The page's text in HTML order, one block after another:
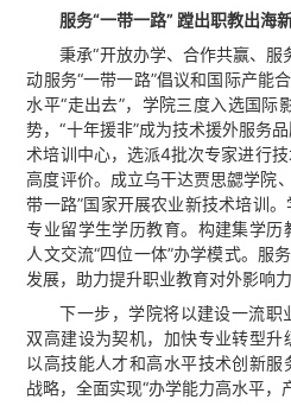
服务“一带一路” 蹚出职教出海
秉承“开放办学、合作共赢、服
动服务“一带一路”倡议和国际产能
水平“走出去”，学院三度入选国
势，“十年援非”成为技术援外服务
术培训中心，选派4批次专家进行
高度评价。成立乌干达贾思勰学院
带一路”国家开展农业新技术培训
专业留学生学历教育。构建集学历
人文交流“四位一体”办学模式。服
发展，助力提升职业教育对外影响力
下一步，学院将以建设一流职
双高建设为契机，加快专业转型升
以高技能人才和高水平技术创新
战略，全面实现“办学能力高水平，